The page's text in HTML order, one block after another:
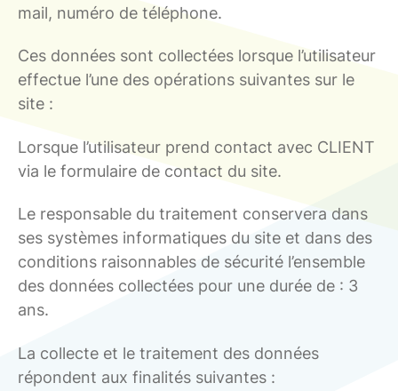
mail, numéro de téléphone.
Ces données sont collectées lorsque l’utilisateur
effectue l’une des opérations suivantes sur le
site :
Lorsque l’utilisateur prend contact avec CLIENT
via le formulaire de contact du site.
Le responsable du traitement conservera dans
ses systèmes informatiques du site et dans des
conditions raisonnables de sécurité l’ensemble
des données collectées pour une durée de : 3
ans.
La collecte et le traitement des données
répondent aux finalités suivantes :